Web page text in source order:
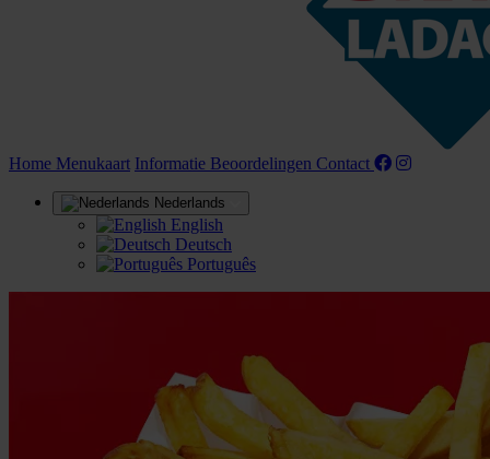
Home (huidige)
Menukaart Informatie Beoordelingen Contact
Nederlands
English
Deutsch
Português